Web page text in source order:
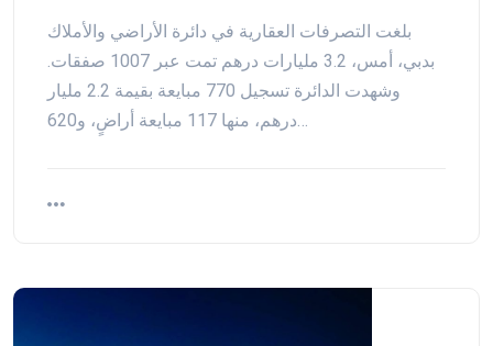
بلغت التصرفات العقارية في دائرة الأراضي والأملاك
بدبي، أمس، 3.2 مليارات درهم تمت عبر 1007 صفقات.
وشهدت الدائرة تسجيل 770 مبايعة بقيمة 2.2 مليار
درهم، منها 117 مبايعة أراضٍ، و620…